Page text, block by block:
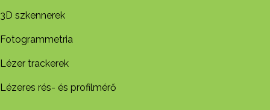
3D szkennerek
Fotogrammetria
Lézer trackerek
Lézeres rés- és profilmérő